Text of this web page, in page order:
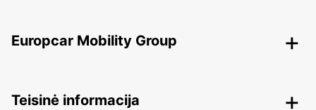
Europcar Mobility Group
Teisinė informacija